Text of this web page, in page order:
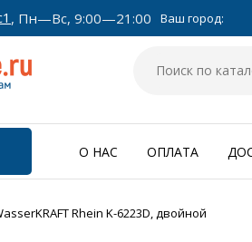
, Пн—Вс, 9:00—21:00 Ваш город:
О НАС ОПЛАТА
Rhein K-6223D, двойной